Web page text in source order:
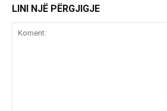
LINI NJË PËRGJIGJE